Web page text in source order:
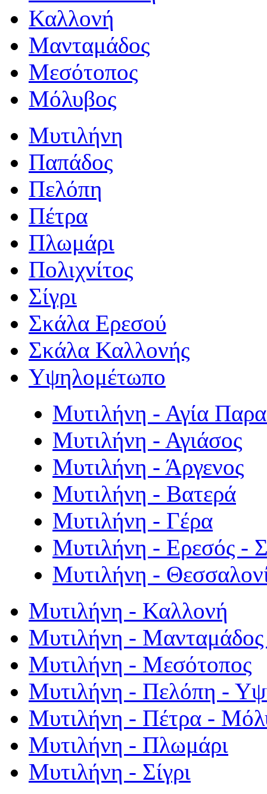
Καλλονή
Μανταμάδος
Μεσότοπος
Μόλυβος
Μυτιλήνη
Παπάδος
Πελόπη
Πέτρα
Πλωμάρι
Πολιχνίτος
Σίγρι
Σκάλα Ερεσού
Σκάλα Καλλονής
Υψηλομέτωπο
Μυτιλήνη - Αγία
Μυτιλήνη - Αγιάσος
Μυτιλήνη - Άργενος
Μυτιλήνη - Βατερά
Μυτιλήνη - Γέρα
Μυτιλήνη - Ερεσός -
Μυτιλήνη -
Μυτιλήνη - Καλλονή
Μυτιλήνη - Μανταμάδος
Μυτιλήνη - Μεσότοπος
Μυτιλήνη - Πελόπη -
Μυτιλήνη - Πέτρα -
Μυτιλήνη - Πλωμάρι
Μυτιλήνη - Σίγρι